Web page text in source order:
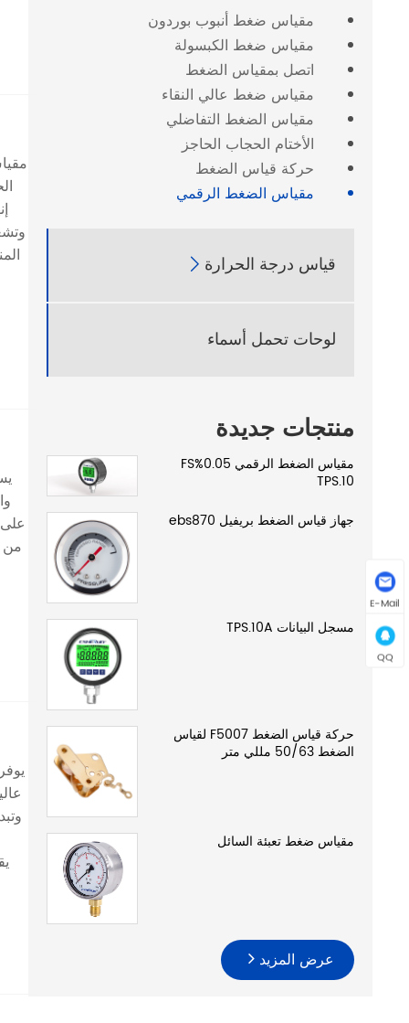
مقياس ضغط أنبوب بوردون
مقياس ضغط الكبسولة
اتصل بمقياس الضغط
مقياس ضغط عالي النقاء
مقياس الضغط التفاضلي
الأختام الحجاب الحاجز
حركة قياس الضغط
مقياس الضغط الرقمي
قياس درجة الحرارة 
لوحات تحمل أسماء
منتجات جديدة
مقياس الضغط الرقمي 0.05%FS
TPS.10
جهاز قياس الضغط بريفيل ebs870
مسجل البيانات TPS.10A
حركة قياس الضغط F5007 لقياس
الضغط 50/63 مللي متر
مقياس ضغط تعبئة السائل
عرض المزيد
من
E-Mail
QQ